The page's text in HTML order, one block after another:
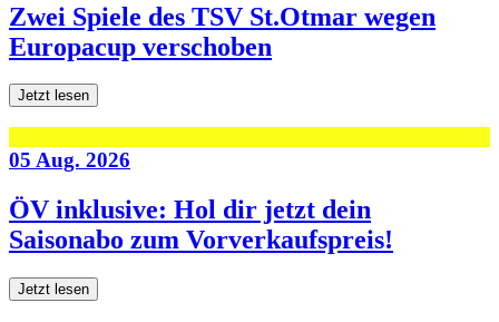
Zwei Spiele des TSV St.Otmar wegen
Europacup verschoben
Jetzt lesen
05 Aug. 2026
ÖV inklusive: Hol dir jetzt dein
Saisonabo zum Vorverkaufspreis!
Jetzt lesen